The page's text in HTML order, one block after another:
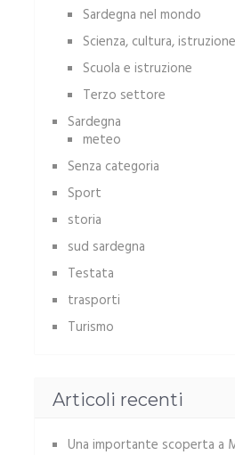
Sardegna nel mondo
Scienza, cultura, istruzione
Scuola e istruzione
Terzo settore
Sardegna
meteo
Senza categoria
Sport
storia
sud sardegna
Testata
trasporti
Turismo
Articoli recenti
Una importante scoperta a